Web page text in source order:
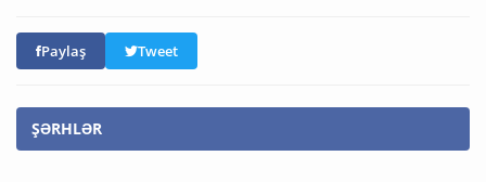
Paylaş Tweet
ŞƏRHLƏR